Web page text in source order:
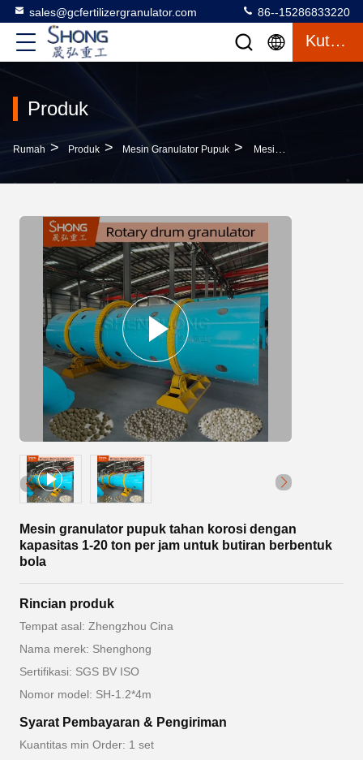
sales@gcfertilizergranulator.com 86--15286833220
Kutipan
Produk
Rumah > Produk > Mesin Granulator Pupuk > Mesin Granulator Pupuk Tahan Korosi Dengan Kapasitas 1-20 Ton Per Jam Untuk Butiran Berbentuk Bola
Mesin granulator pupuk tahan korosi dengan
kapasitas 1-20 ton per jam untuk butiran berbentuk
bola
Rincian produk
Tempat asal: Zhengzhou Cina
Nama merek: Shenghong
Sertifikasi: SGS BV ISO
Nomor model: SH-1.2*4m
Syarat Pembayaran & Pengiriman
Kuantitas min Order: 1 set